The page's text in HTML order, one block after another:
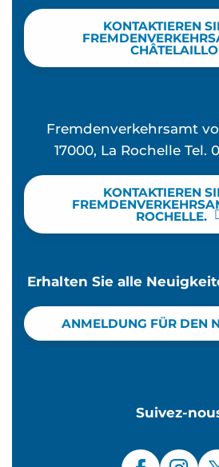
KONTAKTIEREN
Fremdenverkehrsamt
17000, La Rochelle Tel.
KONTAKTIEREN
ROCHELLE.
Erhalten Sie alle
ANMELDUNG FÜR DEN
Suivez-